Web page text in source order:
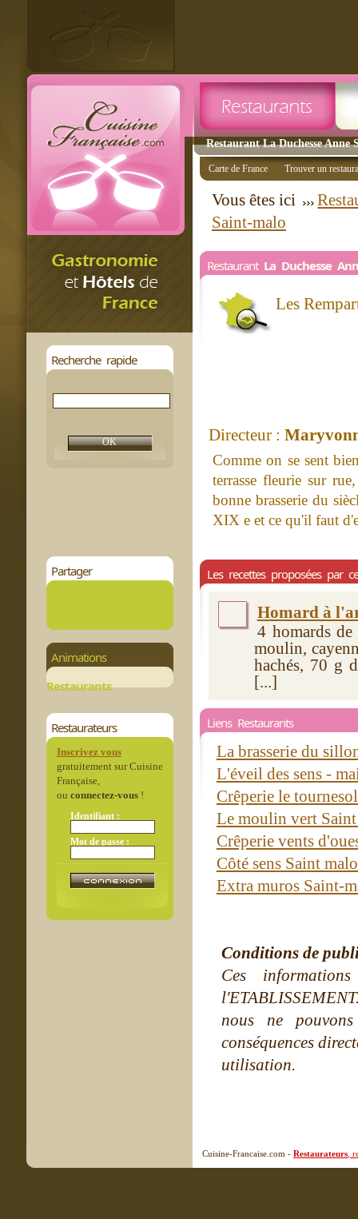
Restaurant La Duchesse
Recherche rapide
Partager
Animations
Restaurants
Restaurateurs
Inscrivez vous
gratuitement sur Cuisine
Française,
ou connectez-vous!
Identifiant :
Mot de passe :
Carte de France Trouver un
Vous êtes ici
Saint-malo
Restaurant La Duchesse
Les
Directeur :
Comme on se sent
terrasse fleurie sur
bonne brasserie du
XIX e et ce qu'il faut
Les recettes proposées par
Homard à
4 homards
moulin,
hachés, 70 g
[...]
Liens Restaurants
La brasserie du
L'éveil des sens -
Crêperie le
Le moulin vert
Crêperie vents
Côté sens Saint
Extra muros Saint-
Conditions de
Ces
nous ne
conséquences
utilisation.
Cuisine-Francaise.com - Restaurateurs ,